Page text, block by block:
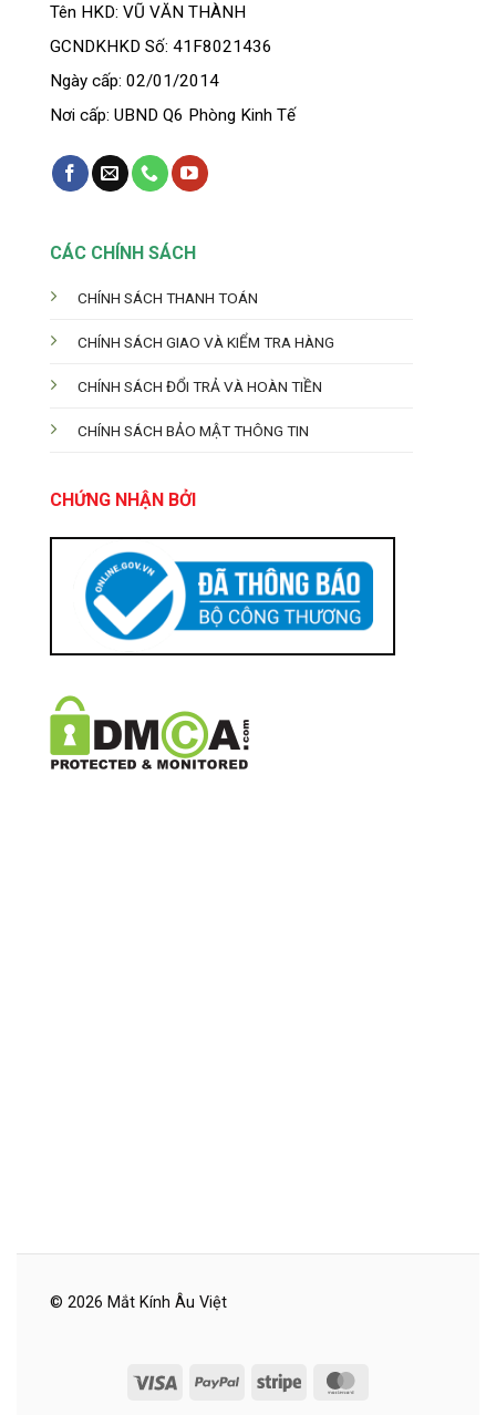
Tên HKD: VŨ VĂN THÀNH
GCNDKHKD Số: 41F8021436
Ngày cấp: 02/01/2014
Nơi cấp: UBND Q6 Phòng Kinh Tế
CÁC CHÍNH SÁCH
CHÍNH SÁCH THANH TOÁN
CHÍNH SÁCH GIAO VÀ KIỂM TRA HÀNG
CHÍNH SÁCH ĐỔI TRẢ VÀ HOÀN TIỀN
CHÍNH SÁCH BẢO MẬT THÔNG TIN
CHỨNG NHẬN BỞI
© 2026 Mắt Kính Âu Việt
Visa PayPal Stripe